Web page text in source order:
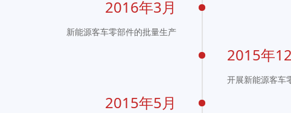
2016年3月
新能源客车零部件的批量生产
2015年
开展新能源客车
2015年5月